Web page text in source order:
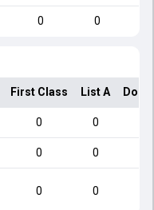
0 0
First Class List A
0 0
0 0
0 0